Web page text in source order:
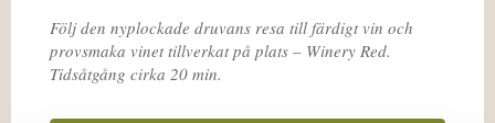
Följ den nyplockade druvans resa till färdigt vin och
provsmaka vinet tillverkat på plats – Winery Red.
Tidsåtgång cirka 20 min.